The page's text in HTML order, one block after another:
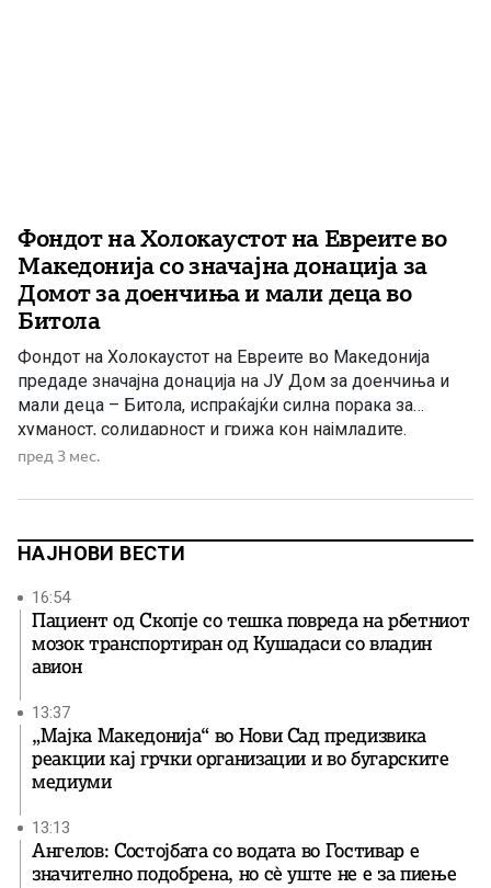
Фондот на Холокаустот на Евреите во
Македонија со значајна донација за
Домот за доенчиња и мали деца во
Битола
Фондот на Холокаустот на Евреите во Македонија
предаде значајна донација на ЈУ Дом за доенчиња и
мали деца – Битола, испраќајќи силна порака за
хуманост, солидарност и грижа кон најмладите.
Директорката на установата, при приемот на
поддршката и вниманието што институцијата го
пред 3 мес.
НАЈНОВИ ВЕСТИ
16:54
Пациент од Скопје со тешка повреда на рбетниот
мозок транспортиран од Кушадаси со владин
авион
13:37
„Мајка Македонија“ во Нови Сад предизвика
реакции кај грчки организации и во бугарските
медиуми
13:13
Ангелов: Состојбата со водата во Гостивар е
значително подобрена, но сè уште не е за пиење